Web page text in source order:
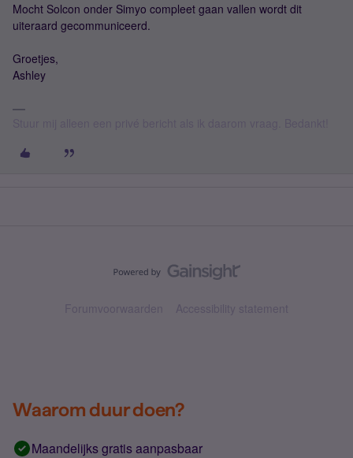
Mocht Solcon onder Simyo compleet gaan vallen wordt dit
uiteraard gecommuniceerd.
Groetjes,
Ashley
Forumvoorwaarden Accessibility statement
Waarom duur doen?
Maandelijks gratis aanpasbaar